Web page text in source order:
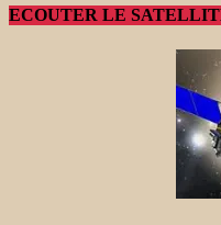
ECOUTER LE